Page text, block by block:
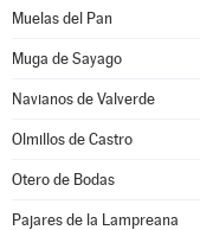
Muelas del Pan
Muga de Sayago
Navianos de Valverde
Olmillos de Castro
Otero de Bodas
Pajares de la Lampreana